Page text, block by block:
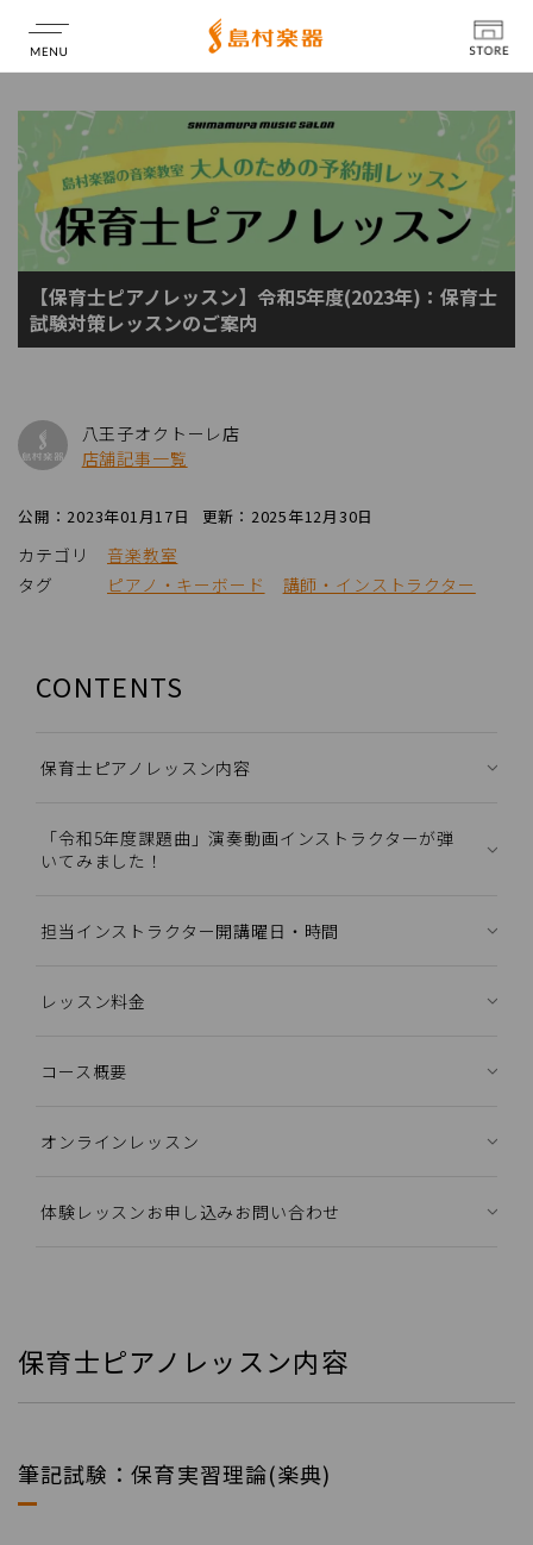
店舗情報
【保育士ピアノレッスン】令和5年度(2023年)：保育士
試験対策レッスンのご案内
八王子オクトーレ店
店舗記事一覧
公開：2023年01月17日 更新：2025年12月30日
カテゴリ
音楽教室
タグ
ピアノ・キーボード 講師・インストラクター
CONTENTS
保育士ピアノレッスン内容
「令和5年度課題曲」演奏動画インストラクターが弾
いてみました！
担当インストラクター開講曜日・時間
レッスン料金
コース概要
オンラインレッスン
体験レッスンお申し込みお問い合わせ
保育士ピアノレッスン内容
筆記試験：保育実習理論(楽典)